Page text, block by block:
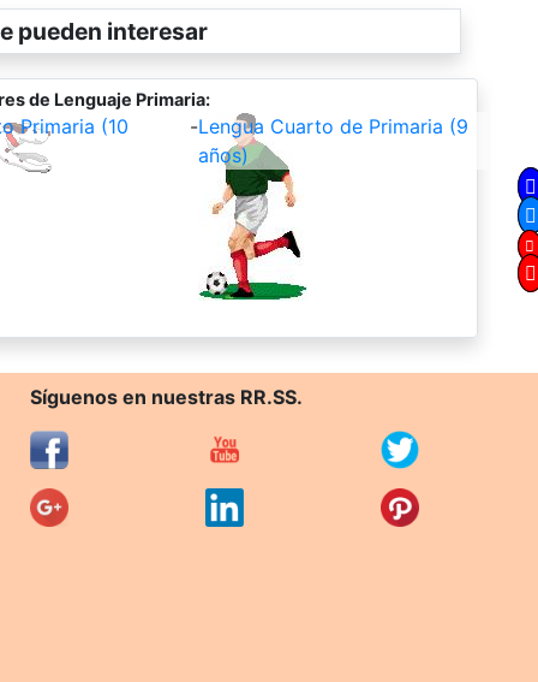
pueden interesar
de Lenguaje Primaria:
Primaria (10
-Lengua Cuarto de Primaria (9
años)
Síguenos en nuestras RR.SS.